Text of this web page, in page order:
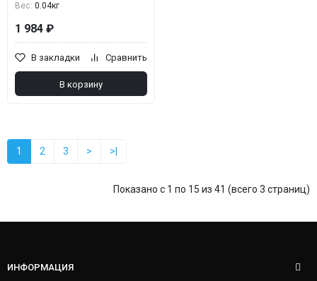
Вес: 0.04кг
1 984 ₽
В закладки Сравнить
В корзину
1 2 3 > >|
Показано с 1 по 15 из 41 (всего 3 страниц)
ИНФОРМАЦИЯ